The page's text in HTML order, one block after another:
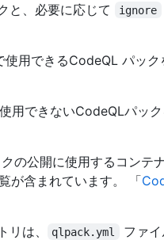
と、必要に応じて ignore
使用できるCodeQL パッ
用できないCodeQLパッ
の公開に使用するコンテ
が含まれています。 「
リは、 qlpack.yml
ファ